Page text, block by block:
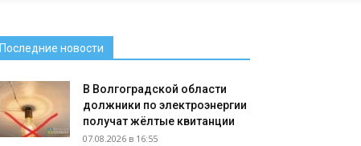
Последние новости
В Волгоградской области
должники по электроэнергии
получат жёлтые квитанции
07.08.2026 в 16:55